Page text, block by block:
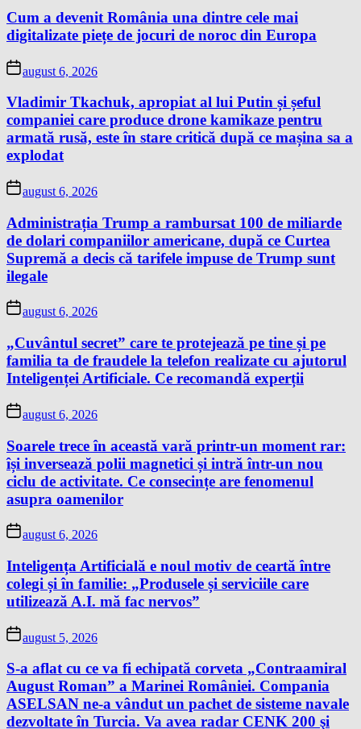
Cum a devenit România una dintre cele mai
digitalizate piețe de jocuri de noroc din Europa
august 6, 2026
Vladimir Tkachuk, apropiat al lui Putin și șeful
companiei care produce drone kamikaze pentru
armată rusă, este în stare critică după ce mașina sa a
explodat
august 6, 2026
Administrația Trump a rambursat 100 de miliarde
de dolari companiilor americane, după ce Curtea
Supremă a decis că tarifele impuse de Trump sunt
ilegale
august 6, 2026
„Cuvântul secret” care te protejează pe tine și pe
familia ta de fraudele la telefon realizate cu ajutorul
Inteligenței Artificiale. Ce recomandă experții
august 6, 2026
Soarele trece în această vară printr-un moment rar:
își inversează polii magnetici și intră într-un nou
ciclu de activitate. Ce consecințe are fenomenul
asupra oamenilor
august 6, 2026
Inteligența Artificială e noul motiv de ceartă între
colegi și în familie: „Produsele și serviciile care
utilizează A.I. mă fac nervos”
august 5, 2026
S-a aflat cu ce va fi echipată corveta „Contraamiral
August Roman” a Marinei României. Compania
ASELSAN ne-a vândut un pachet de sisteme navale
dezvoltate în Turcia. Va avea radar CENK 200 şi